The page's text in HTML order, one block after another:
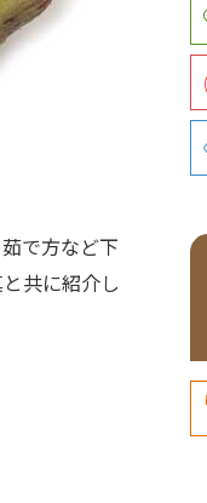
で方など下
共に紹介し